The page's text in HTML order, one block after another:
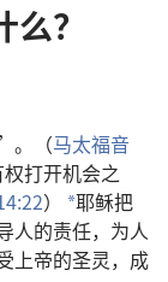
？
。（马太福音
打开机会之
） a耶稣把
人的责任，为人
上帝的圣灵，成